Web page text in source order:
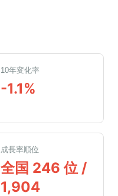
10年変化率
-1.1%
成長率順位
全国 246 位 /
1,904